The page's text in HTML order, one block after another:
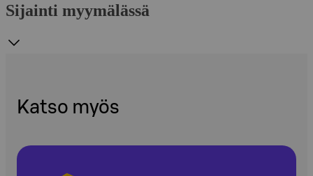
Sijainti myymälässä
Katso myös